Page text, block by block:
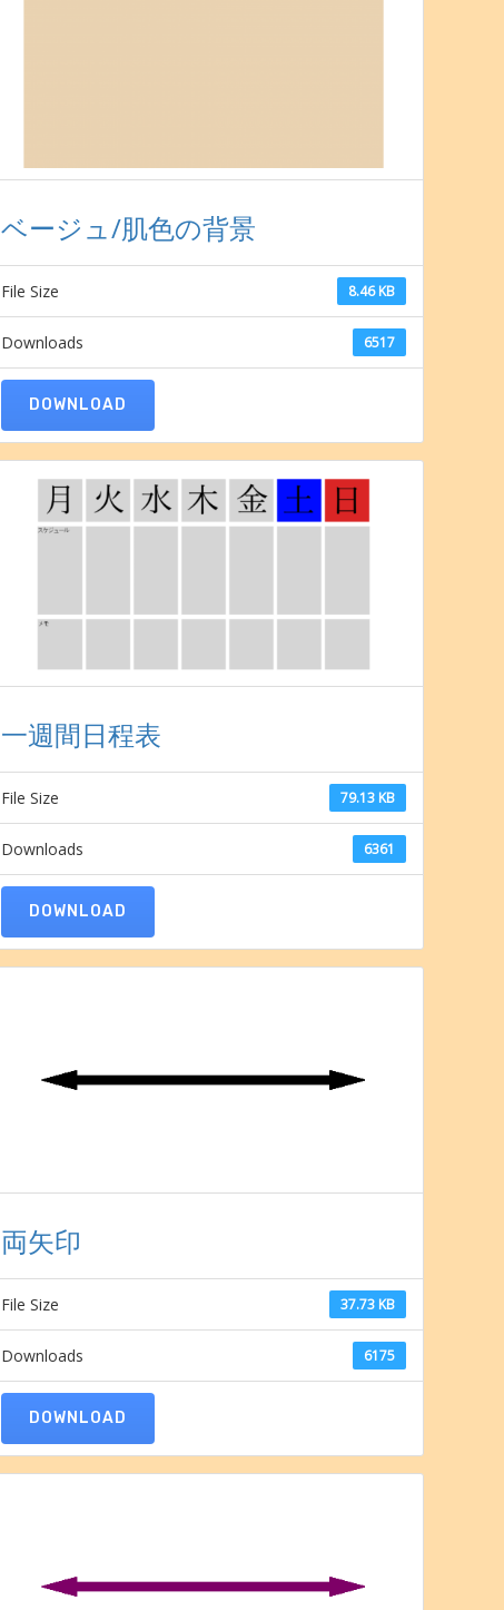
ベージュ/肌色の背景
File Size 8.46 KB
Downloads 6517
DOWNLOAD
一週間日程表
File Size 79.13 KB
Downloads 6361
DOWNLOAD
両矢印
File Size 37.73 KB
Downloads 6175
DOWNLOAD